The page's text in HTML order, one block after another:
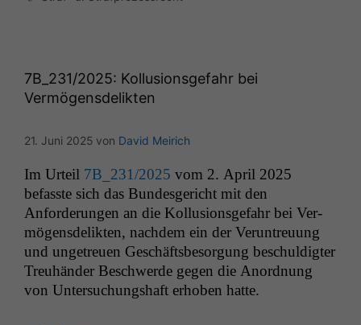
7B_231/2025: Kollusionsgefahr bei
Vermögensdelikten
21. Juni 2025 von David Meirich
Im Urteil 7B_231/2025 vom 2. April 2025
befasste sich das Bun­des­gericht mit den
Anforderun­gen an die Kol­lu­sion­s­ge­fahr bei Ver­
mö­gens­de­lik­ten, nach­dem ein der Verun­treu­ung
und unge­treuen Geschäfts­be­sorgung beschuldigter
Treuhän­der Beschw­erde gegen die Anord­nung
von Unter­suchung­shaft erhoben hatte.